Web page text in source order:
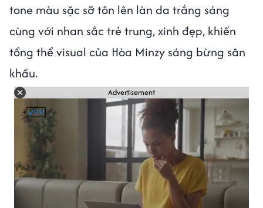
tone màu sặc sỡ tôn lên làn da trắng sáng
cùng với nhan sắc trẻ trung, xinh đẹp, khiến
tổng thể visual của Hòa Minzy sáng bừng sân
khấu.
Advertisement